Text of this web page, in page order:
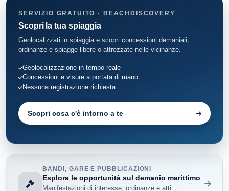
SERVIZIO GRATUITO · BEACHDISCOVERY
Scopri la tua spiaggia
Geolocalizzati in spiaggia e scopri concessioni demaniali,
ordinanze e spiagge libere o attrezzate nelle vicinanze.
Geolocalizzazione in tempo reale
Concessioni e visure a portata di mano
Nessuna registrazione richiesta
Scopri cosa c'è intorno a te
BANDI, GARE E PUBBLICAZIONI
Esplora le opportunità sul demanio marittimo
Manifestazioni di interesse, ordinanze e atti